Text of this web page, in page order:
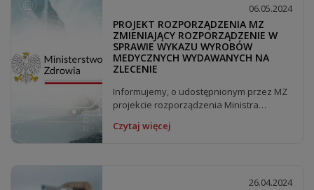
06.05.2024
PROJEKT ROZPORZĄDZENIA MZ
ZMIENIAJĄCY ROZPORZĄDZENIE W
SPRAWIE WYKAZU WYROBÓW
MEDYCZNYCH WYDAWANYCH NA
ZLECENIE
Informujemy, o udostępnionym przez MZ
projekcie rozporządzenia Ministra
Czytaj więcej
26.04.2024